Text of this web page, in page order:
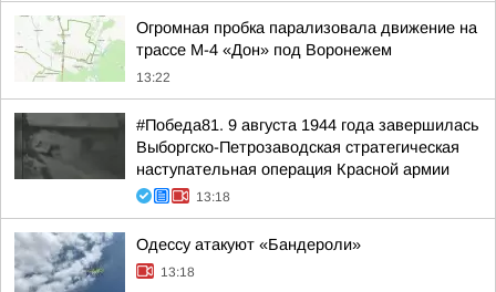
Огромная пробка парализовала движение на
трассе М-4 «Дон» под Воронежем
13:22
#Победа81. 9 августа 1944 года завершилась
Выборгско-Петрозаводская стратегическая
наступательная операция Красной армии
13:18
Одессу атакуют «Бандероли»
13:18